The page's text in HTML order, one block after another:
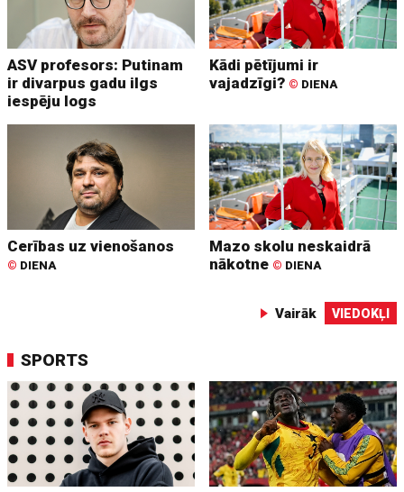
ASV profesors: Putinam
ir divarpus gadu ilgs
iespēju logs
Kādi pētījumi ir
vajadzīgi? © DIENA
Cerības uz vienošanos
© DIENA
Mazo skolu neskaidrā
nākotne © DIENA
Vairāk VIEDOKĻI
SPORTS